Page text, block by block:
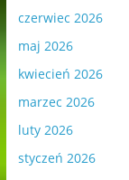
czerwiec 2026
maj 2026
kwiecień 2026
marzec 2026
luty 2026
styczeń 2026